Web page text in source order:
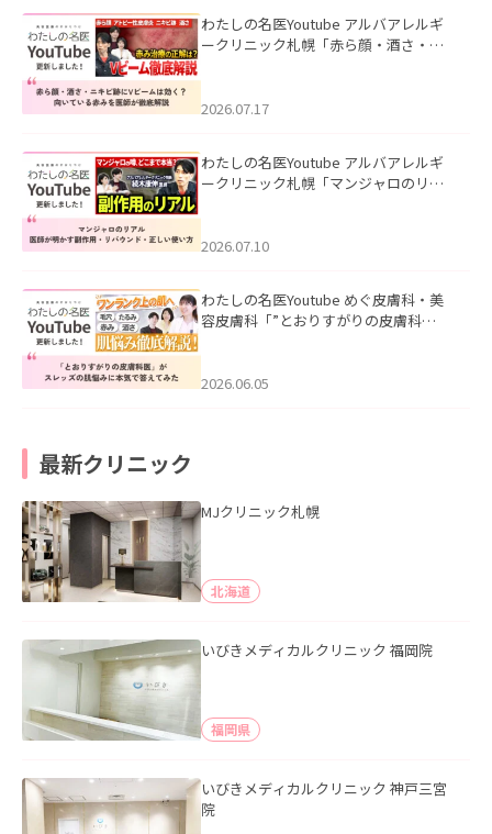
わたしの名医Youtube アルバアレルギ
ークリニック札幌「赤ら顔・酒さ・ニ
した。
2026.07.17
わたしの名医Youtube アルバアレルギ
ークリニック札幌「マンジャロのリア
た。
2026.07.10
わたしの名医Youtube めぐ皮膚科・美
容皮膚科「”とおりすがりの皮膚科
2026.06.05
最新クリニック
MJクリニック札幌
北海道
いびきメディカルクリニック 福岡院
福岡県
いびきメディカルクリニック 神戸三宮
院